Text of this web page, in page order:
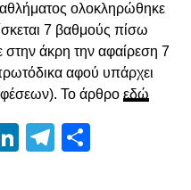
αξιοσημείωτη φάση
του Ζίβκοβιτς στην
του Τσάβες προ του
ολοκληρώθηκε
7 βαθμούς πίσω
άκρη την αφαίρεση 7
αφού υπάρχει
Το άρθρο εδώ
LinkedIn
Telegram